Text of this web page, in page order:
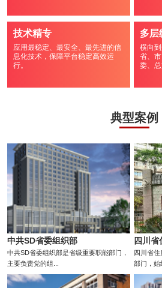
技术精专
应用最稳定、最安全、最先进的信
息化技术，保障平台稳定高效运
行。
多层
横向
省、
委、
典型案例
中共SD省委组织部
中共SD省委组织部是省级重要职能部门，
主要负责党的组...
四川
四川省
部门，始